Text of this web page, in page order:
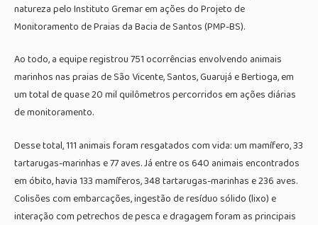
natureza pelo Instituto Gremar em ações do Projeto de
Monitoramento de Praias da Bacia de Santos (PMP-BS).
Ao todo, a equipe registrou 751 ocorrências envolvendo animais
marinhos nas praias de São Vicente, Santos, Guarujá e Bertioga, em
um total de quase 20 mil quilômetros percorridos em ações diárias
de monitoramento.
Desse total, 111 animais foram resgatados com vida: um mamífero, 33
tartarugas-marinhas e 77 aves. Já entre os 640 animais encontrados
em óbito, havia 133 mamíferos, 348 tartarugas-marinhas e 236 aves.
Colisões com embarcações, ingestão de resíduo sólido (lixo) e
interação com petrechos de pesca e dragagem foram as principais